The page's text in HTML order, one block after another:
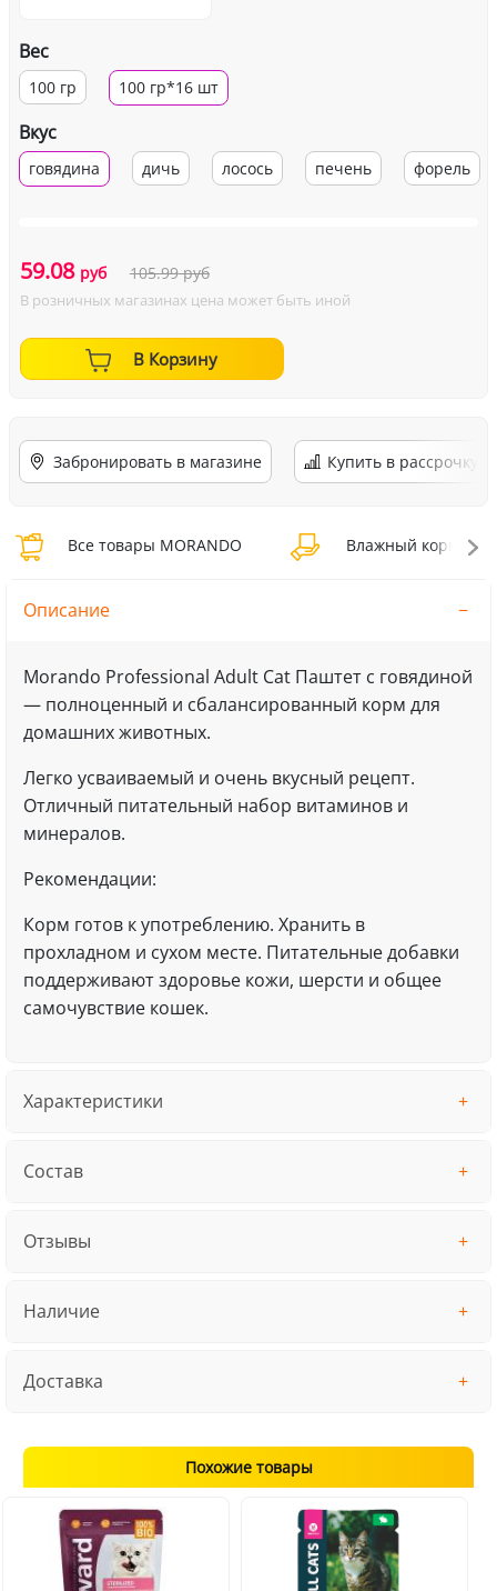
Вес
100 гр 100 гр*16 шт
Вкус
говядина дичь лосось печень форель
59.08 руб 105.99руб
В розничных магазинах цена может быть иной
В Корзину
Забронировать в магазине Купить в рассрочку
Все товары MORANDO Влажный корм
Описание
Morando Professional Adult Сat Паштет с говядиной
— полноценный и сбалансированный корм для
домашних животных.
Легко усваиваемый и очень вкусный рецепт.
Отличный питательный набор витаминов и
минералов.
Рекомендации:
Корм готов к употреблению. Хранить в
прохладном и сухом месте. Питательные добавки
поддерживают здоровье кожи, шерсти и общее
самочувствие кошек.
Характеристики
Состав
Отзывы
Наличие
Доставка
Похожие товары